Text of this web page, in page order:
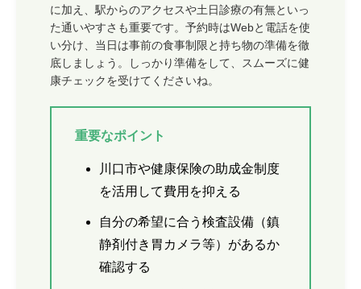
に加え、駅からのアクセスや土日診療の有無といっ
た通いやすさも重要です。予約時はWebと電話を使
い分け、当日は事前の食事制限と持ち物の準備を徹
底しましょう。しっかり準備をして、スムーズに健
康チェックを受けてくださいね。
重要なポイント
川口市や健康保険の助成金制度
を活用して費用を抑える
自分の希望に合う検査設備（鎮
静剤付き胃カメラ等）があるか
確認する